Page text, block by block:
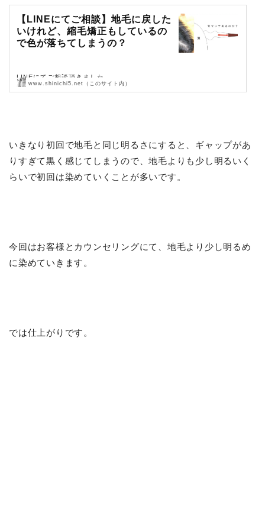
【LINEにてご相談】地毛に戻した
いけれど、縮毛矯正もしているの
で色が落ちてしまうの？
LINEにてご相談頂きました。
www.shinichi5.net（このサイト内）
いきなり初回で地毛と同じ明るさにすると、ギャップがあ
りすぎて黒く感じてしまうので、地毛よりも少し明るいく
らいで初回は染めていくことが多いです。
今回はお客様とカウンセリングにて、地毛より少し明るめ
に染めていきます。
では仕上がりです。